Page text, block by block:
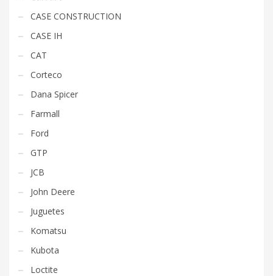
CASE CONSTRUCTION
CASE IH
CAT
Corteco
Dana Spicer
Farmall
Ford
GTP
JCB
John Deere
Juguetes
Komatsu
Kubota
Loctite